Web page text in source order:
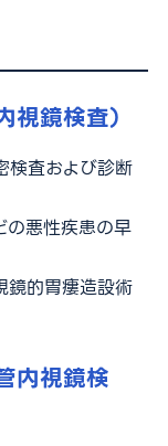
ます
鏡検査）
検査および診断
の悪性疾患の早
鏡的胃瘻造設術
内視鏡検